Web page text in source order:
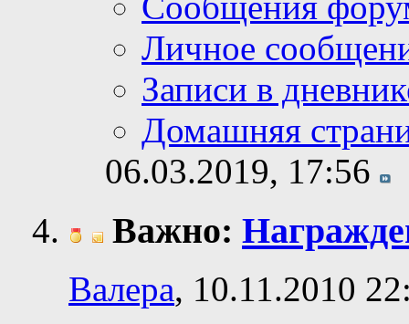
Личное
Записи в
Домашняя
06.03.2019, 17:56
Важно:
Валера, 10.11.2010